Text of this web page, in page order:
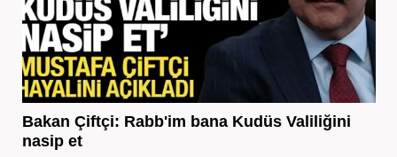
Bakan Çiftçi: Rabb'im bana Kudüs Valiliğini
nasip et